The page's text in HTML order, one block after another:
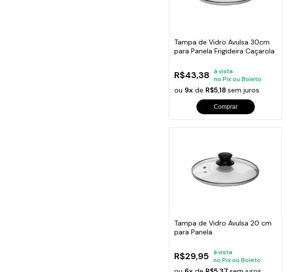
Tampa de Vidro Avulsa 30cm
para Panela Frigideira Caçarola
R$43,38
à vista
no Pix ou Boleto
ou 9x de R$5,18sem juros
Comprar
Tampa de Vidro Avulsa 20 cm
para Panela
R$29,95
à vista
no Pix ou Boleto